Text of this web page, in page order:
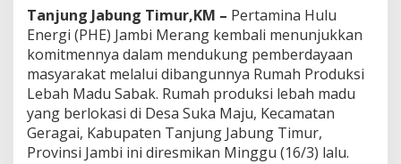
P
H
E
J
a
m
b
i
M
e
Tanjung Jabung Timur,KM – Pertamina Hulu
Energi (PHE) Jambi Merang kembali menunjukkan
komitmennya dalam mendukung pemberdayaan
masyarakat melalui dibangunnya Rumah Produksi
Lebah Madu Sabak. Rumah produksi lebah madu
yang berlokasi di Desa Suka Maju, Kecamatan
Geragai, Kabupaten Tanjung Jabung Timur,
Provinsi Jambi ini diresmikan Minggu (16/3) lalu.